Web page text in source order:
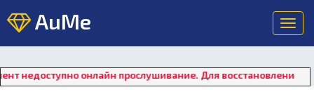
AuMe
онлайн прослушивание. Для восстановления